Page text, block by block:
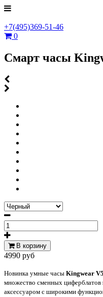
+7(495)369-51-46
0
Смарт часы
В корзину
4990 руб
Новинка умные часы Kingwear
множество сменных
аксессуаром с широкими